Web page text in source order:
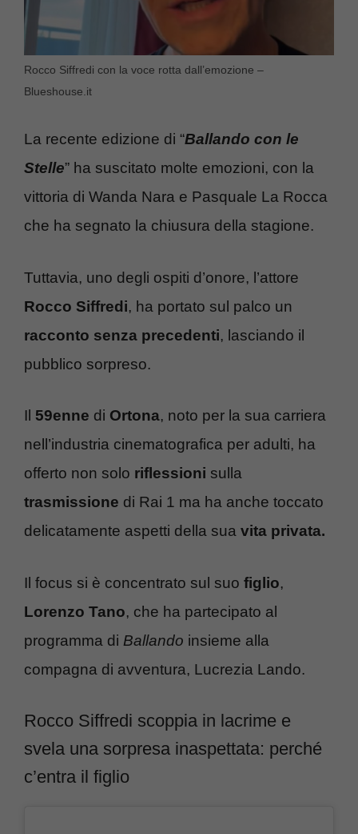
Rocco Siffredi con la voce rotta dall’emozione –
Blueshouse.it
La recente edizione di “Ballando con le
Stelle” ha suscitato molte emozioni, con la
vittoria di Wanda Nara e Pasquale La Rocca
che ha segnato la chiusura della stagione.
Tuttavia, uno degli ospiti d’onore, l’attore
Rocco Siffredi, ha portato sul palco un
racconto senza precedenti, lasciando il
pubblico sorpreso.
Il 59enne di Ortona, noto per la sua carriera
nell’industria cinematografica per adulti, ha
offerto non solo riflessioni sulla
trasmissione di Rai 1 ma ha anche toccato
delicatamente aspetti della sua vita privata.
Il focus si è concentrato sul suo figlio,
Lorenzo Tano, che ha partecipato al
programma di Ballando insieme alla
compagna di avventura, Lucrezia Lando.
Rocco Siffredi scoppia in lacrime e
svela una sorpresa inaspettata: perché
c’entra il figlio